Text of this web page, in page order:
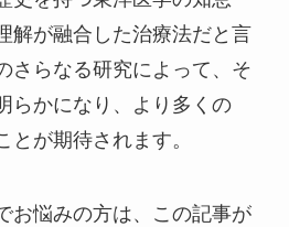
解が融合した治療法だと言
さらなる研究によって、そ
らかになり、より多くの
が期待されます。
お悩みの方は、この記事が